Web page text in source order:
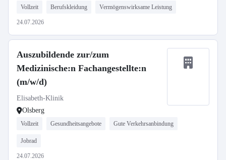
Vollzeit Berufskleidung Vermögenswirksame Leistung
24.07.2026
Auszubildende zur/zum
Medizinische:n Fachangestellte:n
(m/w/d)
Elisabeth-Klinik
Olsberg
Vollzeit Gesundheitsangebote Gute Verkehrsanbindung
Jobrad
24.07.2026